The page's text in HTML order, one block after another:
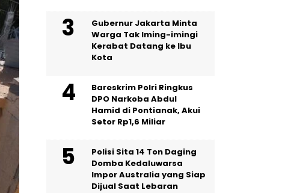
Gubernur Jakarta Minta
Warga Tak Iming-imingi
Kerabat Datang ke Ibu
Kota
Bareskrim Polri Ringkus
DPO Narkoba Abdul
Hamid di Pontianak, Akui
Setor Rp1,6 Miliar
Polisi Sita 14 Ton Daging
Domba Kedaluwarsa
Impor Australia yang Siap
Dijual Saat Lebaran